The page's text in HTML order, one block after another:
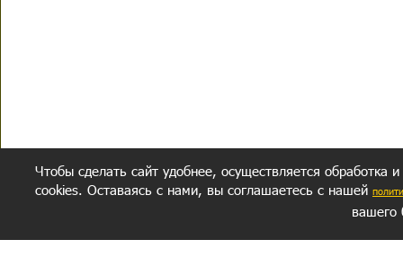
Чтобы сделать сайт удобнее, осуществляется обработка
cookies. Оставаясь с нами, вы соглашаетесь с нашей
вашего